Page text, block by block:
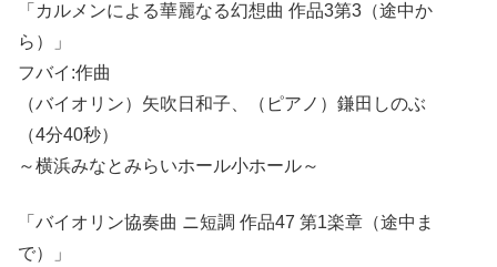
「カルメンによる華麗なる幻想曲 作品3第3（途中か
ら）」
フバイ:作曲
（バイオリン）矢吹日和子、（ピアノ）鎌田しのぶ
（4分40秒）
～横浜みなとみらいホール小ホール～
「バイオリン協奏曲 ニ短調 作品47 第1楽章（途中ま
で）」